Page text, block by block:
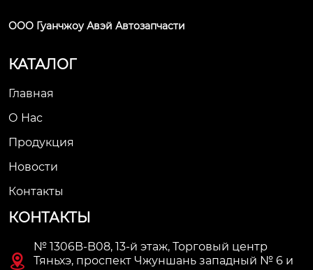
ООО Гуанчжоу Авэй Автозапчасти
КАТАЛОГ
Главная
О Нас
Продукция
Новости
Контакты
КОНТАКТЫ

№ 1306B-B08, 13-й этаж, Торговый центр
Тяньхэ, проспект Чжуншань западный № 6 и